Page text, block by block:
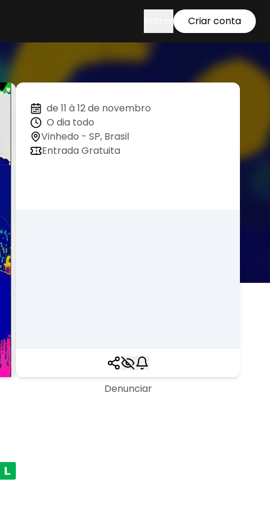
Criar conta
de 11 à 12 de novembro
O dia todo
Vinhedo - SP, Brasil
Entrada Gratuita
Denunciar